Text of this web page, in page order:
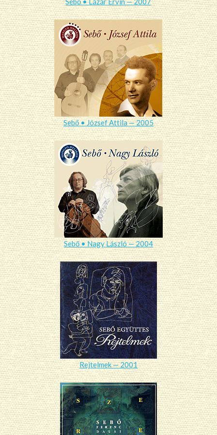
Sebő • József Attila — 2005
Sebő • Nagy László — 2004
Rejtelmek — 2001